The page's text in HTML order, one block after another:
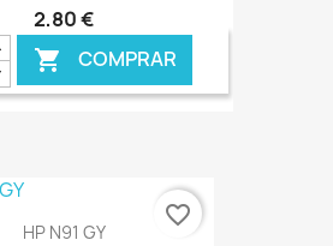
2,80 €
 COMPRAR
€ ONLINE
HP N91 GY
favorite_border